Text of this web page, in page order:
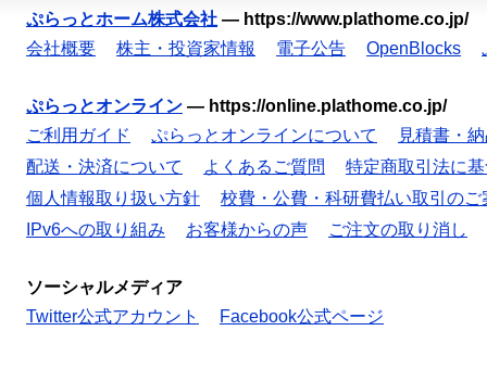
ぷらっとホーム株式会社 — https://www.plathome.co.jp/
会社概要
株主・投資家情報 電子公告 OpenBlocks
ぷらっとオンライン — https://online.plathome.co.jp/
ご利用ガイド
ぷらっとオンラインについて
見積書・
配送・決済について
よくあるご質問
特定商取引法に
個人情報取り扱い方針
校費・公費・科研費払い取引のご
IPv6への取り組み
お客様からの声 ご注文の取り消し
ソーシャルメディア
Twitter公式アカウント
Facebook公式ページ